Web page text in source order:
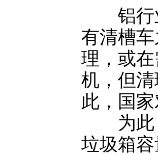
铝行业
有清槽
理，或
机，但
此，国
为此，
垃圾箱